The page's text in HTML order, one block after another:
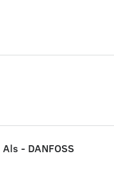
- DANFOSS